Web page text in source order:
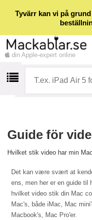
Tyvärr kan vi på
din Apple-expert online
Guide för
Hvilket stik video har min
Det kan være svært at
ens, men her er en guide til
hvilket video stik din Mac
Mac's, både iMac, Mac
Macbook's, Mac Pro'er.